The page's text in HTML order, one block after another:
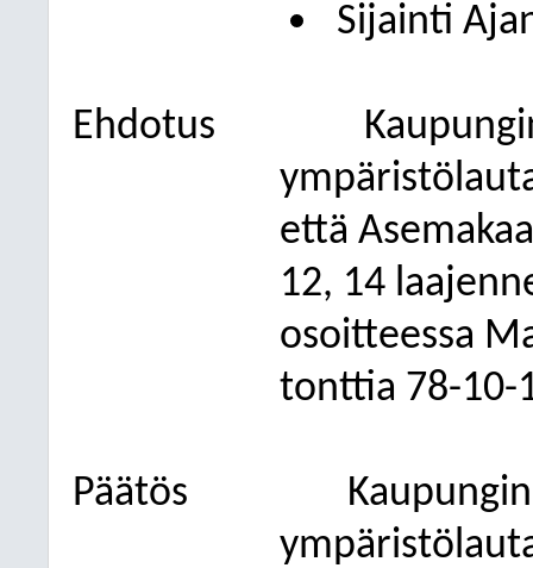
Sijainti
Ehdotus
että
12, 14
osoitteessa
tonttia 78-10-
Päätös